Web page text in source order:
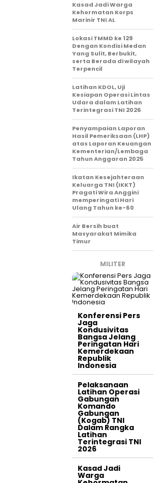
Kasad Jadi Warga
Kehormatan Korps
Marinir TNI AL
Lokasi TMMD ke 129
Dengan Kondisi Medan
Yang Sulit, Berbukit,
serta Berada di wilayah
Terpencil
Latihan KDOL, Uji
Kesiapan Operasi Lintas
Udara dalam Latihan
Terintegrasi TNI 2026
Penyampaian Laporan
Hasil Pemeriksaan (LHP)
atas Laporan Keuangan
Kementerian/Lembaga
Tahun Anggaran 2025
Ikatan Kesejahteraan
Keluarga TNI (IKKT)
Pragati Wira Anggini
memperingati Hari
Ulang Tahun ke-60
Air Bersih buat
Masyarakat Mimika
Timur
MILITER
Konferensi Pers
Jaga
Kondusivitas
Bangsa Jelang
Peringatan Hari
Kemerdekaan
Republik
Indonesia
Pelaksanaan
Latihan Operasi
Gabungan
Komando
Gabungan
(Kogab) TNI
Dalam Rangka
Latihan
Terintegrasi TNI
2026
Kasad Jadi
Warga